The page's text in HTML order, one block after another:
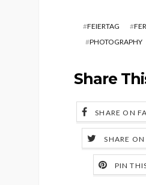
#FEIERTAG #
#PHOTOGRAPHY
Share
SHARE ON
SHARE
PIN